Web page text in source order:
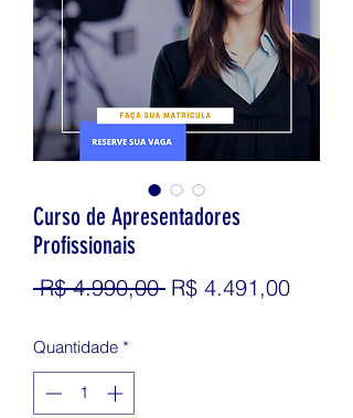
Curso de Apresentadores
Profissionais
R$ 4.990,00 Preço
R$ 4.491,00Preço
Quantidade *